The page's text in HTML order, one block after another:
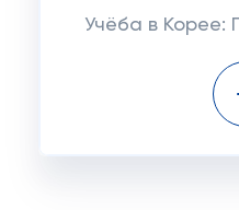
Учёба в Корее: